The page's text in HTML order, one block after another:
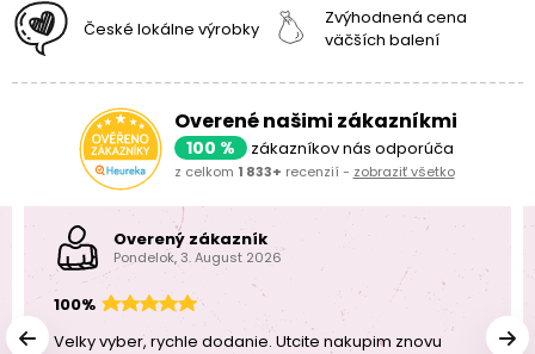
České lokálne výrobky
Zvýhodnená cena
väčších balení
Overené našimi zákazníkmi
100 % zákazníkov nás odporúča
z celkom 1 833+ recenzií - zobraziť všetko
Overený zákazník
Pondelok, 3. August 2026
100%
Velky vyber, rychle dodanie. Utcite nakupim znovu